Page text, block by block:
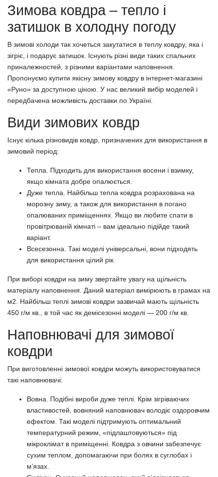
Зимова ковдра – тепло і
затишок в холодну погоду
В зимові холоди так хочеться закутатися в теплу ковдру, яка і
зігріє, і подарує затишок. Існують різні види таких спальних
приналежностей, з різними варіантами наповнення.
Пропонуємо купити якісну зимову ковдру в інтернет-магазині
«Руно» за доступною ціною. У нас великий вибір моделей і
передбачена можливість доставки по Україні.
Види зимових ковдр
Існує кілька різновидів ковдр, призначених для використання в
зимовий період:
Тепла. Підходить для використання восени і взимку,
якщо кімната добре опалюється.
Дуже тепла. Найбільш тепла ковдра розрахована на
морозну зиму, а також для використання в погано
опалюваних приміщеннях. Якщо ви любите спати в
провітрюваній кімнаті – вам ідеально підійде такий
варіант.
Всесезонна. Такі моделі універсальні, вони підходять
для використання цілий рік.
При виборі ковдри на зиму звертайте увагу на щільність
матеріалу наповнення. Даний матеріал вимірюють в грамах на
м2. Найбільш теплі зимові ковдри зазвичай мають щільність
450 г/м кв., в той час як демісезонні моделі — 200 г/м кв.
Наповнювачі для зимової
ковдри
При виготовленні зимової ковдри можуть використовуватися
такі наповнювачі:
Вовна. Подібні вироби дуже теплі. Крім зігріваючих
властивостей, вовняний наповнювач володіє оздоровчим
ефектом. Такі моделі підтримують оптимальний
температурний режим, «підлаштовуються» під
мікроклімат в приміщенні. Ковдра з овчини забезпечує
сухим теплом, допомагаючи при болях в суглобах і
м’язах.